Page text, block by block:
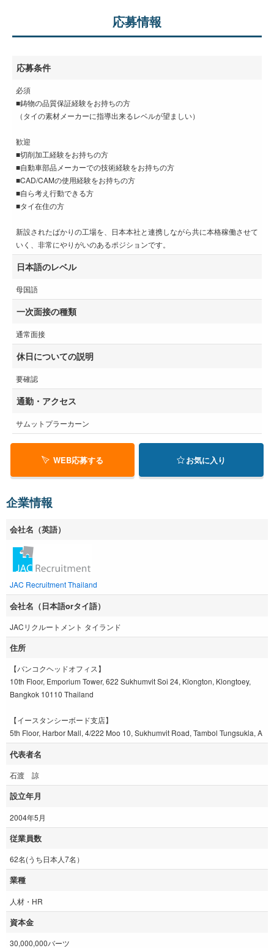
応募情報
応募条件
必須
■鋳物の品質保証経験をお持ちの方
（タイの素材メーカーに指導出来るレベルが望ましい）
歓迎
■切削加工経験をお持ちの方
■自動車部品メーカーでの技術経験をお持ちの方
■CAD/CAMの使用経験をお持ちの方
■自ら考え行動できる方
■タイ在住の方
新設されたばかりの工場を、日本本社と連携しながら共に本格稼働させて
いく、非常にやりがいのあるポジションです。
日本語のレベル
母国語
一次面接の種類
通常面接
休日についての説明
要確認
通勤・アクセス
サムットプラーカーン
WEB応募する お気に入り
企業情報
会社名（英語）
JAC Recruitment Thailand
会社名（日本語orタイ語）
JACリクルートメント タイランド
住所
【バンコクヘッドオフィス】
10th Floor, Emporium Tower, 622 Sukhumvit Soi 24, Klongton, Klongtoey,
Bangkok 10110 Thailand
【イースタンシーボード支店】
5th Floor, Harbor Mall, 4/222 Moo 10, Sukhumvit Road, Tambol Tungsukla, A
代表者名
石渡 諒
設立年月
2004年5月
従業員数
62名(うち日本人7名）
業種
人材・HR
資本金
30,000,000バーツ